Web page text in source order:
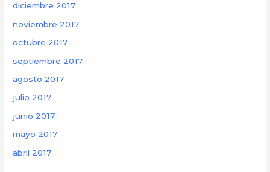
diciembre 2017
noviembre 2017
octubre 2017
septiembre 2017
agosto 2017
julio 2017
junio 2017
mayo 2017
abril 2017